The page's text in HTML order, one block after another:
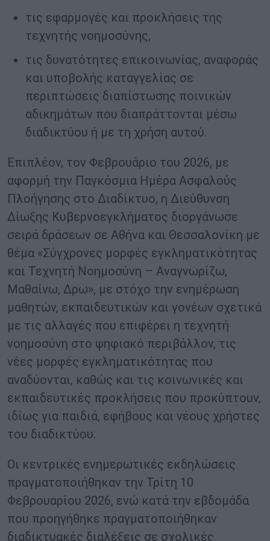
τις εφαρμογές και προκλήσεις της
τεχνητής νοημοσύνης,
τις δυνατότητες επικοινωνίας, αναφοράς
και υποβολής καταγγελίας σε
περιπτώσεις διαπίστωσης ποινικών
αδικημάτων που διαπράττονται μέσω
διαδικτύου ή με τη χρήση αυτού.
Επιπλέον, τον Φεβρουάριο του 2026, με
αφορμή την Παγκόσμια Ημέρα Ασφαλούς
Πλοήγησης στο Διαδίκτυο, η Διεύθυνση
Δίωξης Κυβερνοεγκλήματος διοργάνωσε
σειρά δράσεων σε Αθήνα και Θεσσαλονίκη με
θέμα «Σύγχρονες μορφές εγκληματικότητας
και Τεχνητή Νοημοσύνη – Αναγνωρίζω,
Μαθαίνω, Δρω», με στόχο την ενημέρωση
μαθητών, εκπαιδευτικών και γονέων σχετικά
με τις αλλαγές που επιφέρει η τεχνητή
νοημοσύνη στο ψηφιακό περιβάλλον, τις
νέες μορφές εγκληματικότητας που
αναδύονται, καθώς και τις κοινωνικές και
εκπαιδευτικές προκλήσεις που προκύπτουν,
ιδίως για παιδιά, εφήβους και νέους χρήστες
του διαδικτύου.
Οι κεντρικές ενημερωτικές εκδηλώσεις
πραγματοποιήθηκαν την Τρίτη 10
Φεβρουαρίου 2026, ενώ κατά την εβδομάδα
που προηγήθηκε πραγματοποιήθηκαν
διαδικτυακές διαλέξεις σε σχολικές